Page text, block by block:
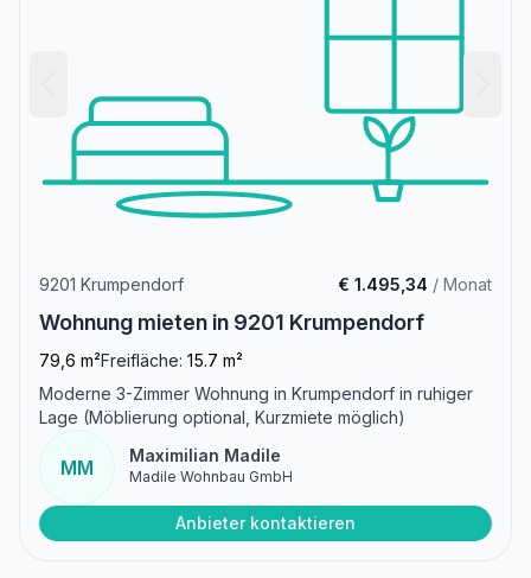
9201 Krumpendorf € 1.495,34 / Monat
Wohnung mieten in 9201 Krumpendorf
79,6 m²Freifläche: 15.7 m²
Moderne 3-Zimmer Wohnung in Krumpendorf in ruhiger
Lage (Möblierung optional, Kurzmiete möglich)
MM
Maximilian Madile
Madile Wohnbau GmbH
Anbieter kontaktieren